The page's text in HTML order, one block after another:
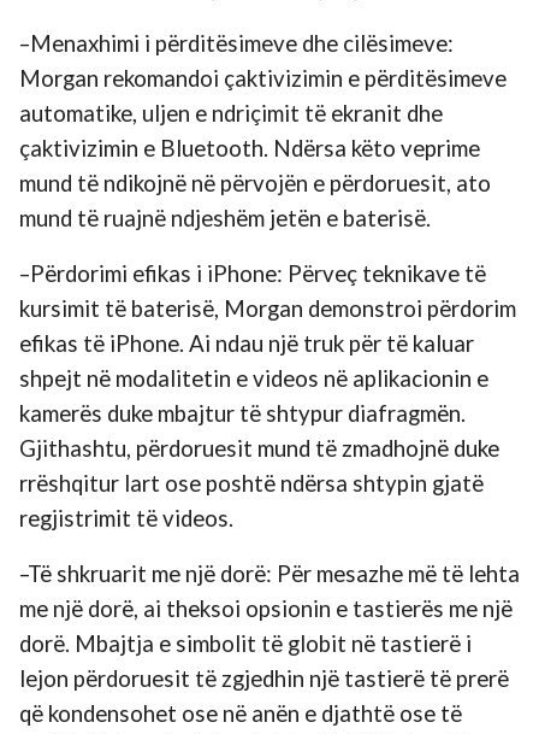
–Menaxhimi i përditësimeve dhe cilësimeve:
Morgan rekomandoi çaktivizimin e përditësimeve
automatike, uljen e ndriçimit të ekranit dhe
çaktivizimin e Bluetooth. Ndërsa këto veprime
mund të ndikojnë në përvojën e përdoruesit, ato
mund të ruajnë ndjeshëm jetën e baterisë.
–Përdorimi efikas i iPhone: Përveç teknikave të
kursimit të baterisë, Morgan demonstroi përdorim
efikas të iPhone. Ai ndau një truk për të kaluar
shpejt në modalitetin e videos në aplikacionin e
kamerës duke mbajtur të shtypur diafragmën.
Gjithashtu, përdoruesit mund të zmadhojnë duke
rrëshqitur lart ose poshtë ndërsa shtypin gjatë
regjistrimit të videos.
–Të shkruarit me një dorë: Për mesazhe më të lehta
me një dorë, ai theksoi opsionin e tastierës me një
dorë. Mbajtja e simbolit të globit në tastierë i
lejon përdoruesit të zgjedhin një tastierë të prerë
që kondensohet ose në anën e djathtë ose të